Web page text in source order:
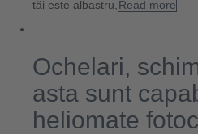
tăi este albastru, Read more
Ochelari,
asta sunt
heliomate